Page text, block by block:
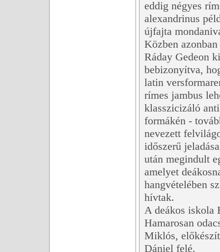
eddig négyes
alexandrinus
újfajta
Közben
Ráday Gedeon
bebizonyítva,
latin
rímes jambus
klasszicizáló
formákén -
nevezett
időszerű
után megindult
amelyet
hangvételében
hívtak.
A deákos iskola
Hamarosan
Miklós,
Dániel felé.